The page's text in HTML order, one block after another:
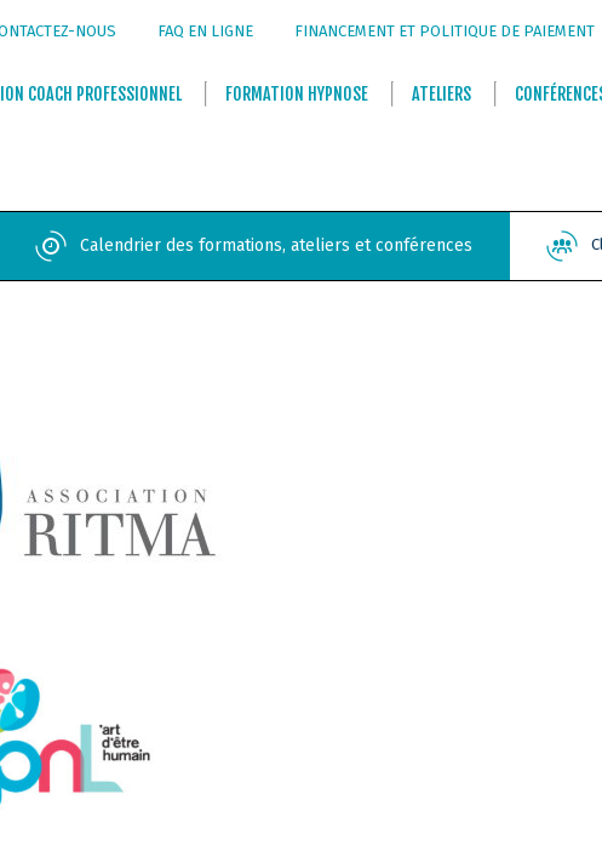
NOUS FAQ EN LIGNE FINANCEMENT ET POLITIQUE DE PAIEMENT
COACH PROFESSIONNEL FORMATION HYPNOSE ATELIERS
Calendrier des formations, ateliers et conférences